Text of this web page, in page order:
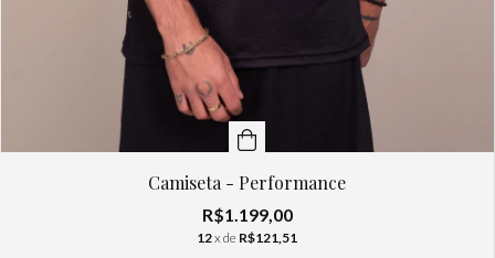
Camiseta - Performance
R$1.199,00
12x de R$121,51